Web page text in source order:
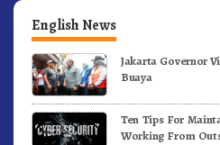
English News
Jakarta Governor
Buaya
Ten Tips For
Working From